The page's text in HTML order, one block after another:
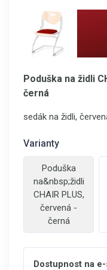
Poduška na židli
černá
sedák na židli,
Varianty
Poduška
na&nbsp;židli
CHAIR PLUS,
červená -
černá
Dostupnost na